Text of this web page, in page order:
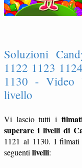
Soluzioni
1122 1123
1130 - Video
livello
Vi lascio tutti i
superare i livelli di
1121 al 1130. I
seguenti livelli: